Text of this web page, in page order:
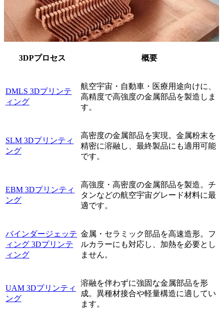
3DPプロセス 概要
DMLS 3Dプリンテ
ィング
航空宇宙・自動車・医療用途向けに、
高精度で高強度の金属部品を製造しま
す。
SLM 3Dプリンティ
ング
高密度の金属部品を実現。金属粉末を
精密に溶融し、最終製品にも適用可能
です。
EBM 3Dプリンティ
ング
高強度・高密度の金属部品を製造。チ
タンなどの航空宇宙グレード材料に最
適です。
バインダージェッテ
ィング 3Dプリンテ
ィング
金属・セラミック部品を高速造形。フ
ルカラーにも対応し、加熱を必要とし
ません。
UAM 3Dプリンティ
ング
溶融を伴わずに強固な金属部品を形
成。異種材接合や軽量構造に適してい
ます。